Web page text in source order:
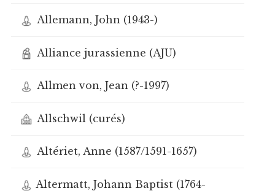
Allemann, John (1943-)
Alliance jurassienne (AJU)
Allmen von, Jean (?-1997)
Allschwil (curés)
Altériet, Anne (1587/1591-1657)
Altermatt, Johann Baptist (1764-